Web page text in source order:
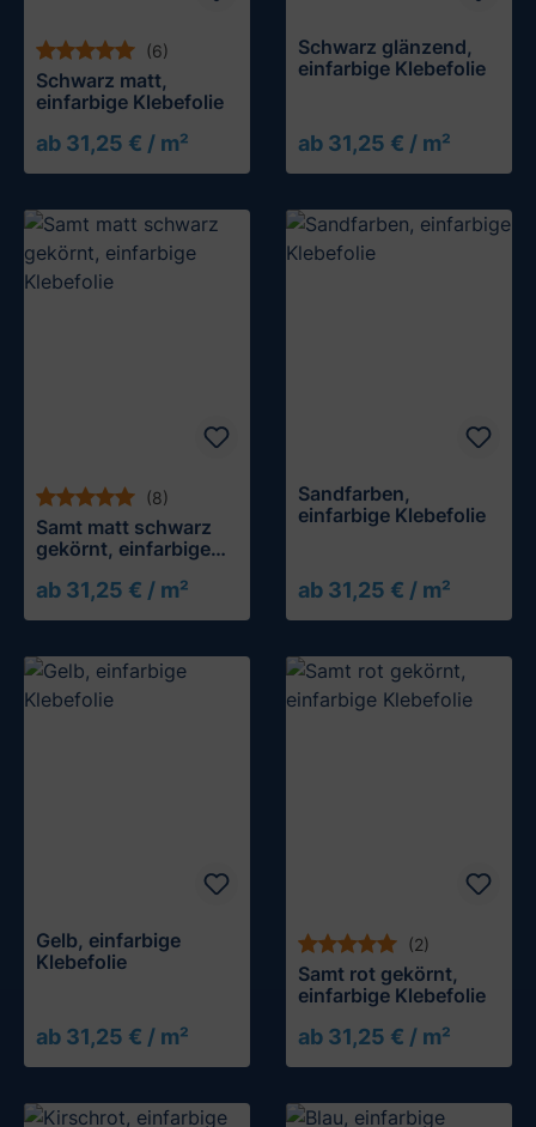
(6)
Schwarz matt,
einfarbige Klebefolie
ab 31,25 € / m²
Muster testen
Schwarz glänzend,
einfarbige Klebefolie
ab 31,25 € / m²
Muster testen
(8)
Samt matt schwarz
gekörnt, einfarbige
ab 31,25 € / m²
Muster testen
Sandfarben,
einfarbige Klebefolie
ab 31,25 € / m²
Muster testen
Gelb, einfarbige
Klebefolie
ab 31,25 € / m²
Muster testen
(2)
Samt rot gekörnt,
einfarbige Klebefolie
ab 31,25 € / m²
Muster testen